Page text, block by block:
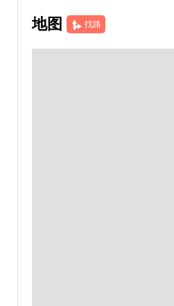
地图 找路